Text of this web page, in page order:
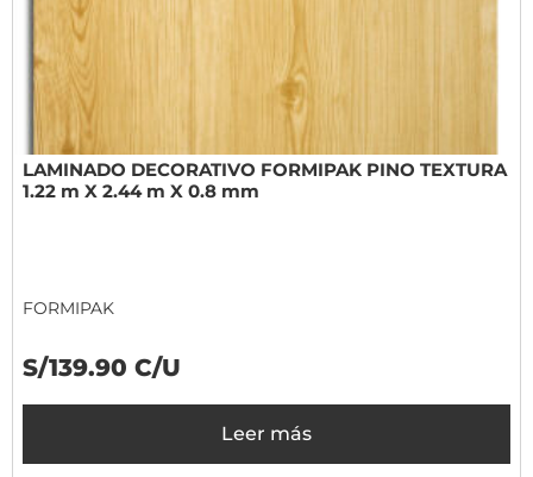
LAMINADO DECORATIVO FORMIPAK PINO TEXTURA
1.22 m X 2.44 m X 0.8 mm
FORMIPAK
S/139.90 C/U
Leer más